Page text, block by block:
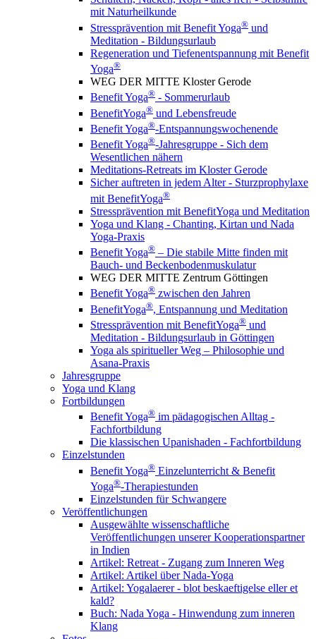
mit Naturheilkunde
Stressprävention mit Benefit Yoga® und
Meditation - Bildungsurlaub
Regeneration und Tiefenentspannung mit Benefit
Yoga®
WEG DER MITTE Kloster Gerode
Benefit Yoga® - Sommerurlaub
BenefitYoga® und Lebensfreude
Benefit Yoga®-Entspannungswochenende
Benefit Yoga®-Jahresgruppe - Sich dem
Wesentlichen nähern
Meditations-Retreats im Kloster Gerode
Sicher auftreten in jedem Alter - Sturzprophylaxe
mit BenefitYoga®
Stressprävention mit BenefitYoga und Meditation
Yoga und Klang - Chanting, Kirtan und Nada
Yoga-Praxis
Benefit Yoga® – Die stabile Mitte finden mit
Bauch- und Beckenbodenmuskulatur
WEG DER MITTE Zentrum Göttingen
Benefit Yoga® zwischen den Jahren
BenefitYoga®, Entspannung und Meditation
Stressprävention mit BenefitYoga® und
Meditation - Bildungsurlaub in Göttingen
Yoga als spiritueller Weg – Philosophie und
Asana-Praxis
Jahresgruppe
Yoga und Klang
Fortbildungen
Benefit Yoga® im pädagogischen Alltag -
Fachfortbildung
Die klassischen Upanishaden - Fachfortbildung
Einzelstunden
Benefit Yoga® Einzelunterricht & Benefit
Yoga®-Therapiestunden
Einzelstunden für Schwangere
Veröffentlichungen
Ausgewählte wissenschaftliche
Veröffentlichungen unserer Kooperationspartner
in Indien
Artikel: Retreat - Zugang zum Inneren Weg
Artikel: Artikel über Nada-Yoga
Artikel: Yogalaerer - blot beskaeftigelse eller et
kald?
Buch: Nada Yoga - Hinwendung zum inneren
Klang